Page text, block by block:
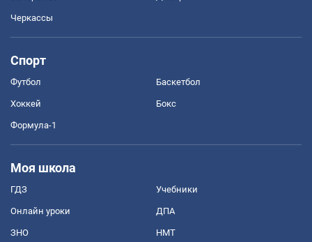
Черкассы
Спорт
Футбол Баскетбол
Хоккей Бокс
Формула-1
Моя школа
ГДЗ Учебники
Онлайн уроки ДПА
ЗНО НМТ